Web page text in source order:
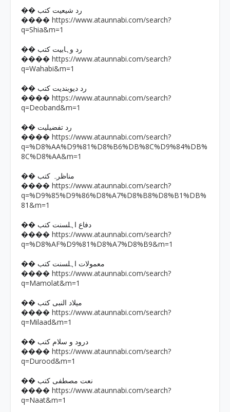
�� رد شیعیت کتب
���� https://www.ataunnabi.com/search?
q=Shia&m=1
�� رد وہابیت کتب
���� https://www.ataunnabi.com/search?
q=Wahabi&m=1
�� رد دیوبندیت کتب
���� https://www.ataunnabi.com/search?
q=Deoband&m=1
�� رد تفضیلیت
���� https://www.ataunnabi.com/search?
q=%D8%AA%D9%81%D8%B6%DB%8C%D9%84%DB%
8C%D8%AA&m=1
�� مناظرہ کتب
���� https://www.ataunnabi.com/search?
q=%D9%85%D9%86%D8%A7%D8%B8%D8%B1%DB%
81&m=1
�� دفاع اہلسنت کتب
���� https://www.ataunnabi.com/search?
q=%D8%AF%D9%81%D8%A7%D8%B9&m=1
�� معمولات اہلسنت کتب
���� https://www.ataunnabi.com/search?
q=Mamolat&m=1
�� میلاد النبی کتب
���� https://www.ataunnabi.com/search?
q=Milaad&m=1
�� درود و سلام کتب
���� https://www.ataunnabi.com/search?
q=Durood&m=1
�� نعت مصطفی کتب
���� https://www.ataunnabi.com/search?
q=Naat&m=1